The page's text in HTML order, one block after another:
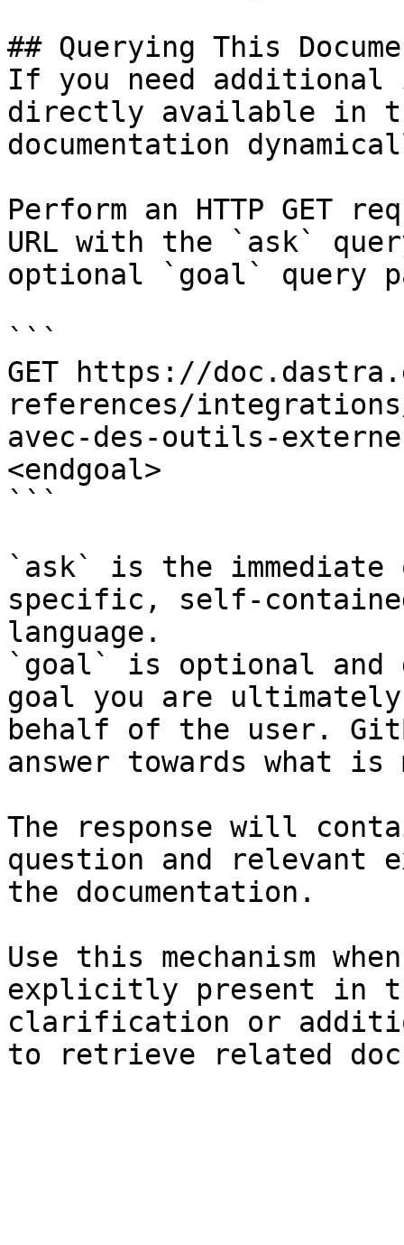
## Querying This
If you need
directly available in
documentation
Perform an HTTP GET
URL with the `ask`
optional `goal` query
```
GET https://
references/
avec-des-outils-
<endgoal>
```
`ask` is the
specific, self-
language.
`goal` is optional and
goal you are
behalf of the user.
answer towards what
The response will
question and relevant
the documentation.
Use this mechanism
explicitly present in
clarification or